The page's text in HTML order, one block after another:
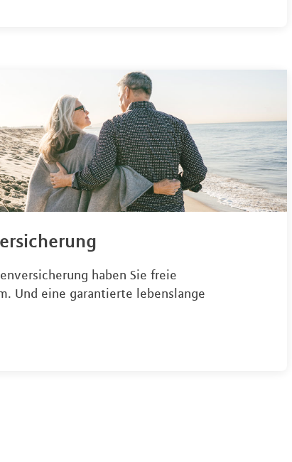
haben Sie freie
Und eine garantierte lebenslange